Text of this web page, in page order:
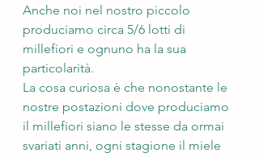
Anche noi nel nostro piccolo
produciamo circa 5/6 lotti di
millefiori e ognuno ha la sua
particolarità.
La cosa curiosa è che nonostante le
nostre postazioni dove produciamo
il millefiori siano le stesse da ormai
svariati anni, ogni stagione il miele